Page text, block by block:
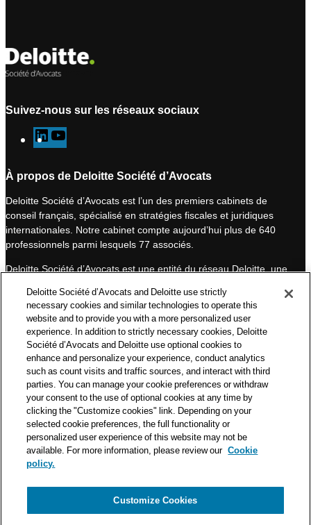
Suivez-nous sur les réseaux sociaux
L
i
k
e
d
I
n
o
T
u
b
e
À propos de Deloitte Société d’Avocats
Deloitte Société d’Avocats est l’un des premiers cabinets de
conseil français, spécialisé en stratégies fiscales et juridiques
internationales. Notre cabinet compte aujourd’hui plus de 640
professionnels parmi lesquels 77 associés.
Deloitte Société d’Avocats est une entité du réseau Deloitte, une
professionnels et à ce titre, travaille avec les 50 000 fiscalistes
et juristes de Deloitte situés dans 150 pays.
Les informations contenues sur ce blog ont pour objectif
d’informer ses lecteurs de manière générale. Elles ne peuvent
en aucun cas se substituer à un conseil délivré par un
professionnel en fonction d’une situation donnée. Un soin
particulier est apporté à la rédaction de nos articles, néanmoins
Deloitte Société d’Avocats décline toute responsabilité relative
aux éventuelles erreurs et omissions qu’ils pourraient contenir.​
Politique de confidentialité
Mentions légales
Deloitte Société d’Avocats and Deloitte use strictly
necessary cookies and similar technologies to operate this
website and to provide you with a more personalized user
experience. In addition to strictly necessary cookies, Deloitte
Société d’Avocats and Deloitte use optional cookies to
enhance and personalize your experience, conduct analytics
such as count visits and traffic sources, and interact with third
parties. You can manage your cookie preferences or withdraw
your consent to the use of optional cookies at any time by
clicking the "Customize cookies" link. Depending on your
selected cookie preferences, the full functionality or
personalized user experience of this website may not be
available. For more information, please review our Cookie
policy.
Customize Cookies